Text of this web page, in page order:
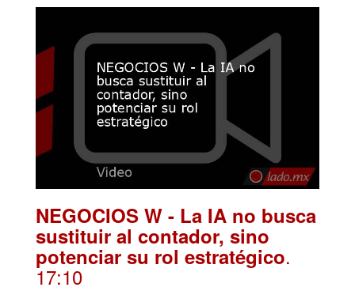
NEGOCIOS W - La IA no busca
sustituir al contador, sino
potenciar su rol estratégico.
17:10